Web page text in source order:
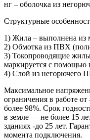
нг – оболочка из
Структурные
1) Жила – выполнена из
2) Обмотка из ПВХ
3) Токопроводящие
маркируется с помощью
4) Слой из негорючего
Максимальное
ограничения в работе
более 98%. Срок
в земле — не более 15
зданиях -до 25 лет.
момента подключения.